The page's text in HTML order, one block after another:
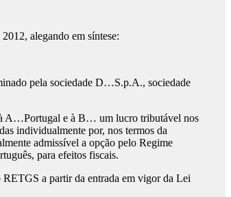
alegando em síntese:
pela sociedade D…S.p.A., sociedade
A…Portugal e à B… um lucro tributável nos
individualmente por, nos termos da
admissível a opção pelo Regime
para efeitos fiscais.
a partir da entrada em vigor da Lei